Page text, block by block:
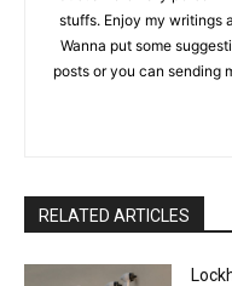
stuffs. Enjoy my writings
Wanna put some
posts or you can sending
RELATED ARTICLES